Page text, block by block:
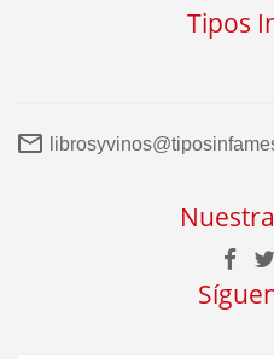
Tipos